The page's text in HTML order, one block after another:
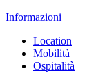
Informazioni
Location
Mobilità
Ospitalità